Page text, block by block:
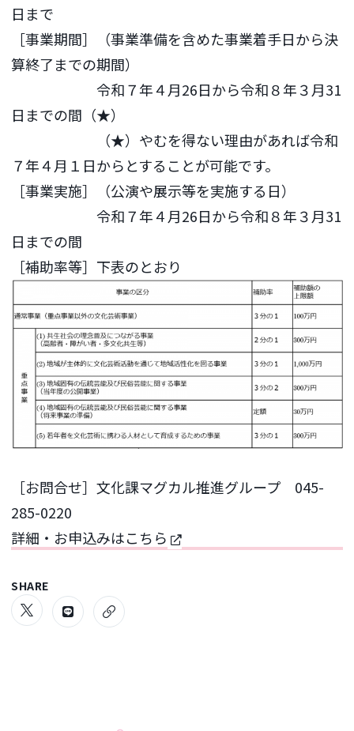
日まで
［事業期間］（事業準備を含めた事業着手日から決
算終了までの期間）
令和７年４月26日から令和８年３月31
日までの間（★）
（★）やむを得ない理由があれば令和
７年４月１日からとすることが可能です。
［事業実施］（公演や展示等を実施する日）
令和７年４月26日から令和８年３月31
日までの間
［補助率等］下表のとおり
［お問合せ］文化課マグカル推進グループ 045-
285-0220
詳細・お申込みはこちら
SHARE